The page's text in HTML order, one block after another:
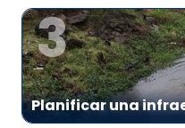
3
Planificar una